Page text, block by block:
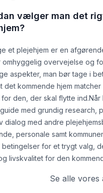
vælger man det
et plejehjem er en
overvejelse og
aspekter, man bør tage i
det kommende hjem
den, der skal flytte ind.Når
med grundig research,
dialog med andre
personale samt
for et trygt valg,
livskvalitet for den
Se alle